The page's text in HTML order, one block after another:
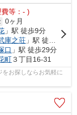
等：- )
0ヶ月
」駅 徒歩9分
庫之荘 」駅 徒歩18分
口 」駅 徒歩29分
町３丁目16-31
お探しならお気軽に